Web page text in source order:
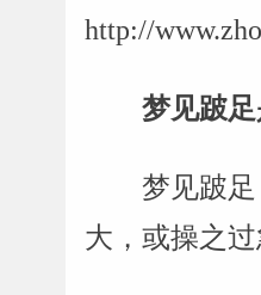
http://
梦见跛
梦见跛
大，或操之